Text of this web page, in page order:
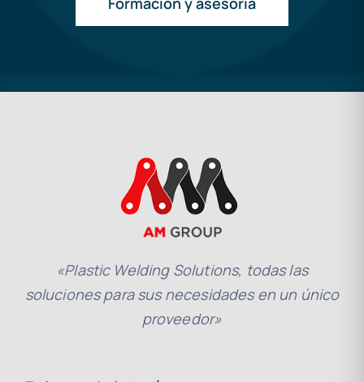
«Plastic Welding Solutions, todas las
soluciones para sus necesidades en un único
proveedor»